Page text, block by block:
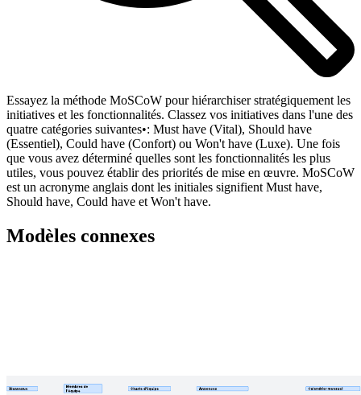
Essayez la méthode MoSCoW pour hiérarchiser stratégiquement les
initiatives et les fonctionnalités. Classez vos initiatives dans l'une des
quatre catégories suivantes•: Must have (Vital), Should have
(Essentiel), Could have (Confort) ou Won't have (Luxe). Une fois
que vous avez déterminé quelles sont les fonctionnalités les plus
utiles, vous pouvez établir des priorités de mise en œuvre. MoSCoW
est un acronyme anglais dont les initiales signifient Must have,
Should have, Could have et Won't have.
Modèles connexes